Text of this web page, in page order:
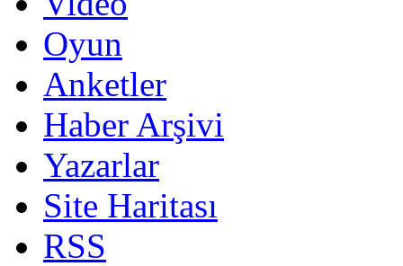
Oyun
Anketler
Haber Arşivi
Yazarlar
Site Haritası
RSS